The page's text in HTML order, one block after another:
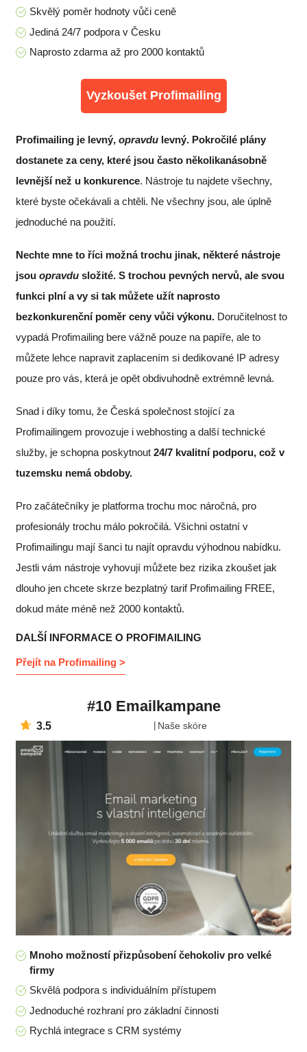
Skvělý poměr hodnoty vůči ceně
Jediná 24/7 podpora v Česku
Naprosto zdarma až pro 2000 kontaktů
Vyzkoušet Profimailing
Profimailing je levný, opravdu levný. Pokročilé plány
dostanete za ceny, které jsou často několikanásobně
levnější než u konkurence. Nástroje tu najdete všechny,
které byste očekávali a chtěli. Ne všechny jsou, ale úplně
jednoduché na použití.
Nechte mne to říci možná trochu jinak, některé nástroje
jsou opravdu složité. S trochou pevných nervů, ale svou
funkci plní a vy si tak můžete užít naprosto
bezkonkurenční poměr ceny vůči výkonu. Doručitelnost to
vypadá Profimailing bere vážně pouze na papíře, ale to
můžete lehce napravit zaplacením si dedikované IP adresy
pouze pro vás, která je opět obdivuhodně extrémně levná.
Snad i díky tomu, že Česká společnost stojící za
Profimailingem provozuje i webhosting a další technické
služby, je schopna poskytnout 24/7 kvalitní podporu, což v
tuzemsku nemá obdoby.
Pro začátečníky je platforma trochu moc náročná, pro
profesionály trochu málo pokročilá. Všichni ostatní v
Profimailingu mají šanci tu najít opravdu výhodnou nabídku.
Jestli vám nástroje vyhovují můžete bez rizika zkoušet jak
dlouho jen chcete skrze bezplatný tarif Profimailing FREE,
dokud máte méně než 2000 kontaktů.
DALŠÍ INFORMACE O PROFIMAILING
Přejít na Profimailing >
#10 Emailkampane
3.5 Naše skóre
Mnoho možností přizpůsobení čehokoliv pro velké
firmy
Skvělá podpora s individuálním přístupem
Jednoduché rozhraní pro základní činnosti
Rychlá integrace s CRM systémy